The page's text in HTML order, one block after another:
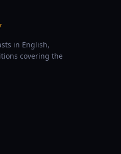
in English,
covering the